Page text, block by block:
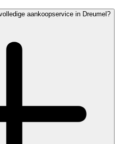
aankoopservice in Dreumel?